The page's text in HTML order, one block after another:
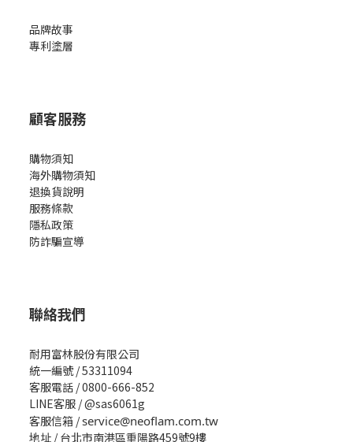
品牌故事
專利塗層
顧客服務
購物須知
海外購物須知
退換貨說明
服務條款
隱私政策
防詐騙宣導
聯絡我們
耐用富林股份有限公司
統一編號 / 53311094
客服電話 / 0800-666-852
LINE客服 / @sas6061g
客服信箱 /service@neoflam.com.tw
地址 / 台北市南港區重陽路459號9樓